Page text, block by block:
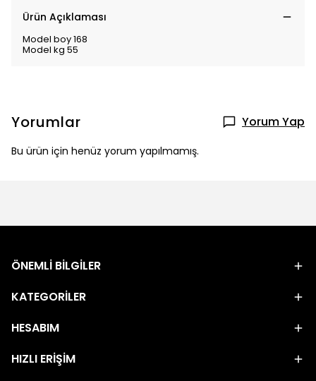
Ürün Açıklaması
Model boy 168
Model kg 55
Yorumlar Yorum Yap
Bu ürün için henüz yorum yapılmamış.
ÖNEMLİ BİLGİLER
KATEGORİLER
HESABIM
HIZLI ERİŞİM